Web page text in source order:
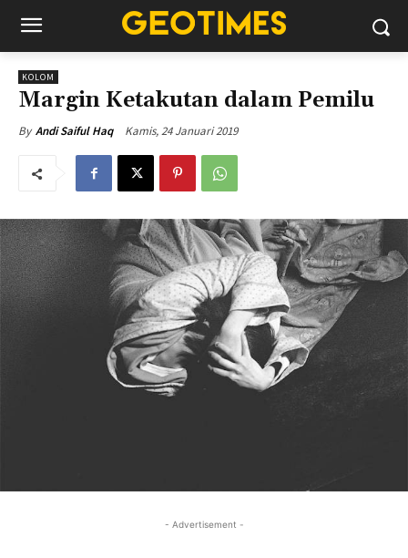
KOLOM
Margin Ketakutan dalam Pemilu
By Andi Saiful Haq Kamis, 24 Januari 2019
- Advertisement -